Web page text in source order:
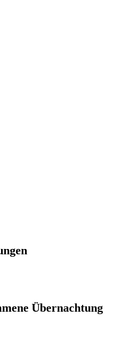
Übernachtung